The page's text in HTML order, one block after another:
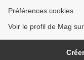
Préférences cookies
Voir le profil de Mag